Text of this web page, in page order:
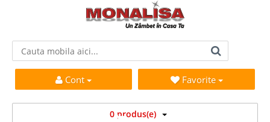
Cont Favorite
0 produs(e)